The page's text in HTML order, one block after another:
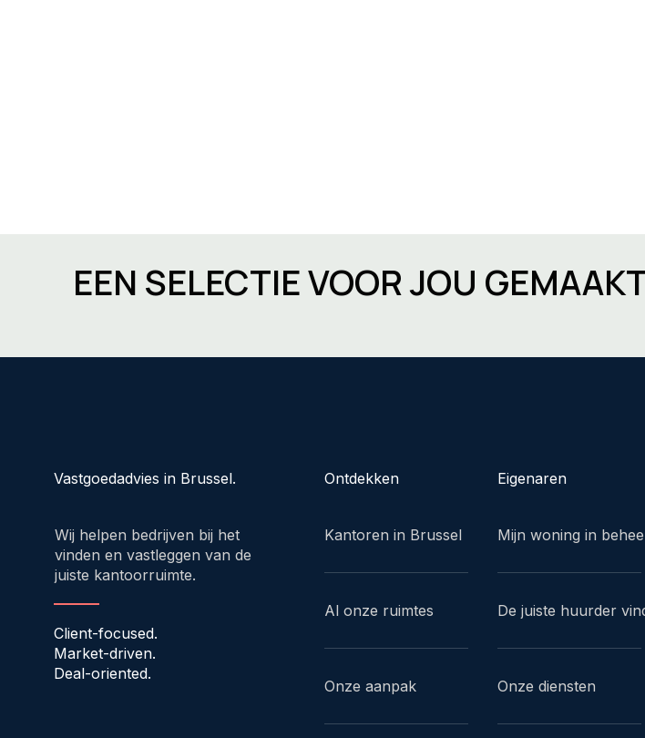
EEN SELECTIE VOOR JOU
Vastgoedadvies in Brussel.
Wij helpen bedrijven bij het
vinden en vastleggen van de
juiste kantoorruimte.
Client-focused.
Market-driven.
Deal-oriented.
Ontdekken
Kantoren in Brussel
Al onze ruimtes
Onze aanpak
Eigenaren
Mijn woning in
De juiste huurder
Onze diensten